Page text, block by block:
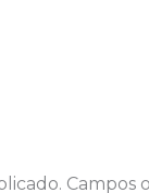
Campos